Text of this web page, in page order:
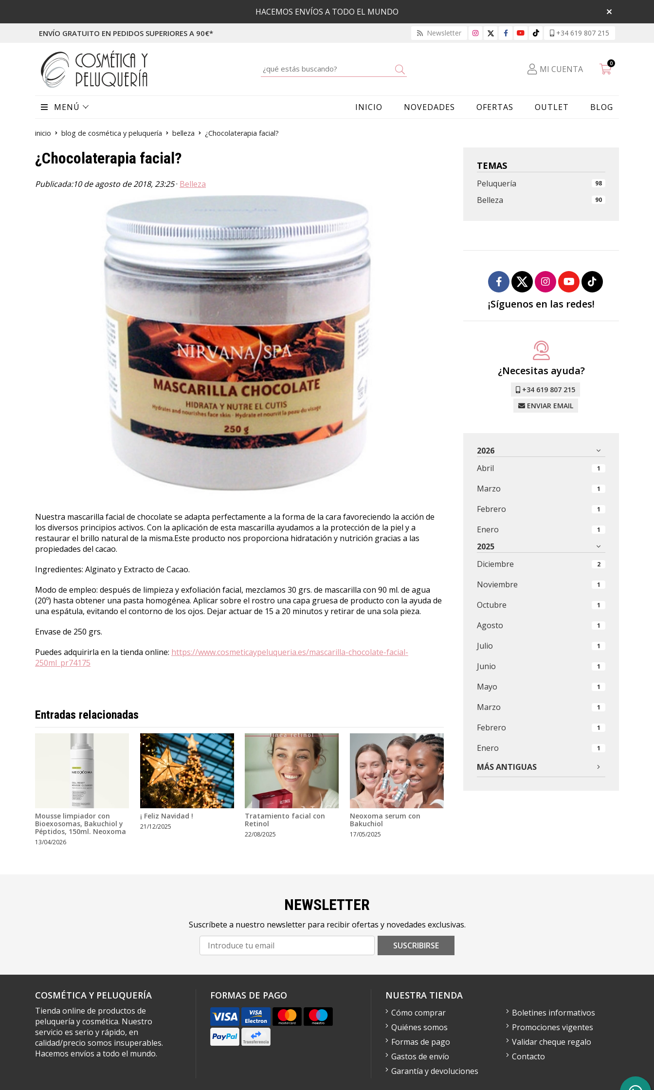
HACEMOS ENVÍOS A TODO EL MUNDO
ENVÍO GRATUITO EN PEDIDOS SUPERIORES A 90€* Newsletter +34 619 807 215
MI CUENTA
0
MENÚ INICIO NOVEDADES OFERTAS OUTLET BLOG
inicio blog de cosmética y peluquería belleza ¿Chocolaterapia facial?
TEMAS
Belleza 90
Peluquería 98
¿Chocolaterapia facial?
Publicada:10 de agosto de 2018, 23:25· Belleza
Nuestra mascarilla facial de chocolate se adapta perfectamente a la forma de la cara favoreciendo la acción de
los diversos principios activos. Con la aplicación de esta mascarilla ayudamos a la protección de la piel y a
restaurar el brillo natural de la misma.Este producto nos proporciona hidratación y nutrición gracias a las
propiedades del cacao.
Ingredientes: Alginato y Extracto de Cacao.
Modo de empleo: después de limpieza y exfoliación facial, mezclamos 30 grs. de mascarilla con 90 ml. de agua
(20º) hasta obtener una pasta homogénea. Aplicar sobre el rostro una capa gruesa de producto con la ayuda de
una espátula, evitando el contorno de los ojos. Dejar actuar de 15 a 20 minutos y retirar de una sola pieza.
Envase de 250 grs.
Puedes adquirirla en la tienda online: https://www.cosmeticaypeluqueria.es/mascarilla-chocolate-facial-
250ml_pr74175
Entradas relacionadas
Mousse limpiador con
Bioexosomas, Bakuchiol y
Péptidos, 150ml. Neoxoma
13/04/2026
¡ Feliz Navidad !
21/12/2025
Tratamiento facial con
Retinol
22/08/2025
Neoxoma serum con
Bakuchiol
17/05/2025
¡Síguenos en las redes!
¿Necesitas ayuda?
+34 619 807 215
ENVIAR EMAIL
2026
Abril
1
Marzo 1
Febrero 1
Enero 1
2025
Diciembre
2
Noviembre 1
Octubre 1
Agosto 1
Julio 1
Junio 1
Mayo 1
Marzo 1
Febrero 1
Enero 1
MÁS ANTIGUAS
NEWSLETTER
Suscríbete a nuestro newsletter para recibir ofertas y novedades exclusivas.
SUSCRIBIRSE
COSMÉTICA Y PELUQUERÍA
Tienda online de productos de
peluquería y cosmética. Nuestro
servicio es serio y rápido, en
calidad/precio somos insuperables.
Hacemos envíos a todo el mundo.
FORMAS DE PAGO NUESTRA TIENDA
Cómo comprar
Quiénes somos
Formas de pago
Gastos de envío
Garantía y devoluciones
Boletines informativos
Promociones vigentes
Validar cheque regalo
Contacto